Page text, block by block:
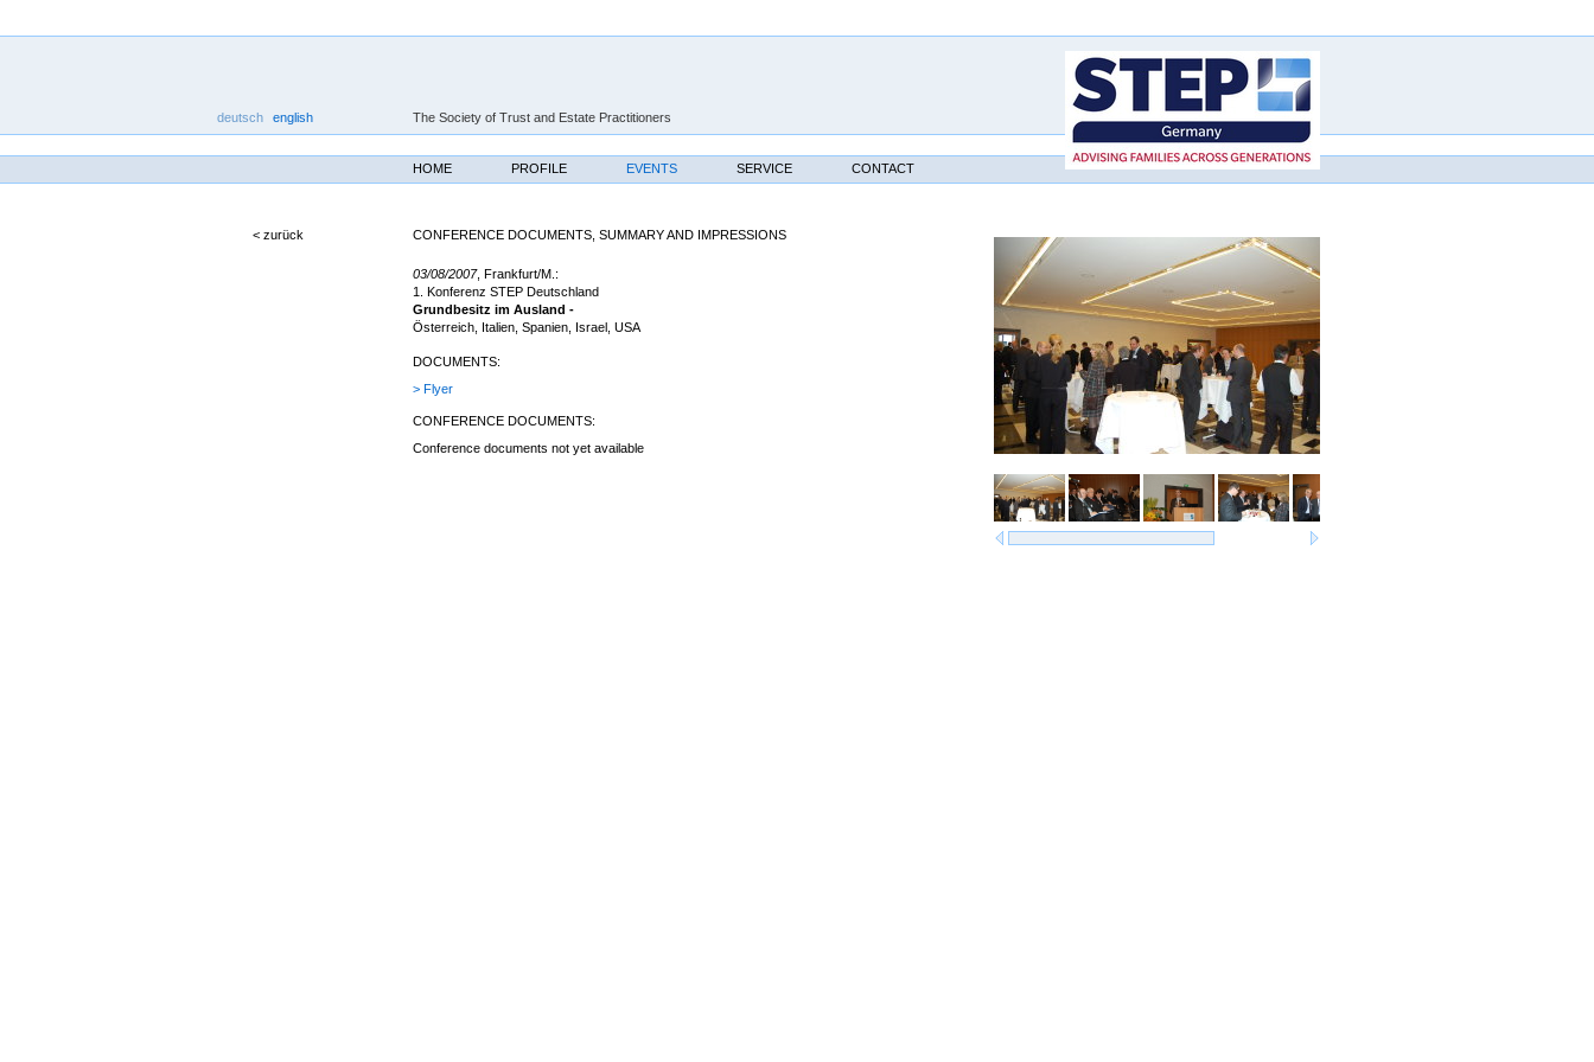
The Society of Trust and Estate Practitioners
deutsch english
HOME PROFILE EVENTS SERVICE CONTACT
< zurück CONFERENCE DOCUMENTS, SUMMARY AND IMPRESSIONS
03/08/2007, Frankfurt/M.:
1. Konferenz STEP Deutschland
Grundbesitz im Ausland -
Österreich, Italien, Spanien, Israel, USA
DOCUMENTS:
> Flyer
CONFERENCE DOCUMENTS:
Conference documents not yet available